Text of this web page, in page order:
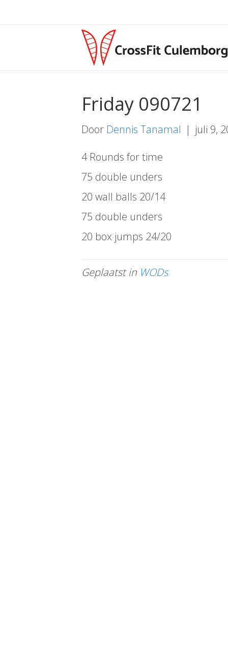
Friday 090721
Door Dennis Tanamal | juli 9,
4 Rounds for time
75 double unders
20 wall balls 20/14
75 double unders
20 box jumps 24/20
Geplaatst in WODs